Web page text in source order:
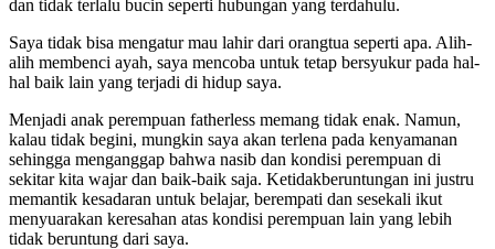
dan tidak terlalu bucin seperti hubungan yang terdahulu.
Saya tidak bisa mengatur mau lahir dari orangtua seperti apa. Alih-
alih membenci ayah, saya mencoba untuk tetap bersyukur pada hal-
hal baik lain yang terjadi di hidup saya.
Menjadi anak perempuan fatherless memang tidak enak. Namun,
kalau tidak begini, mungkin saya akan terlena pada kenyamanan
sehingga menganggap bahwa nasib dan kondisi perempuan di
sekitar kita wajar dan baik-baik saja. Ketidakberuntungan ini justru
memantik kesadaran untuk belajar, berempati dan sesekali ikut
menyuarakan keresahan atas kondisi perempuan lain yang lebih
tidak beruntung dari saya.